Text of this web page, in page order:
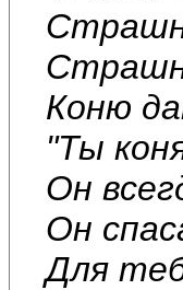
Коню
"Ты
Он
Он
Для